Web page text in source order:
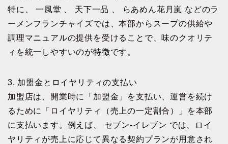
特に、 一風堂 、 天下一品 、 らあめん花月嵐 などのラ
ーメンフランチャイズでは、本部からスープの供給や
調理マニュアルの提供を受けることで、味のクオリテ
ィを統一しやすいのが特徴です。
3. 加盟金とロイヤリティの支払い
加盟店は、開業時に「加盟金」を支払い、運営を続け
るために「ロイヤリティ（売上の一定割合）」を本部
に支払います。例えば、 セブン-イレブン では、ロイ
ヤリティが売上に応じて異なる契約プランが用意され